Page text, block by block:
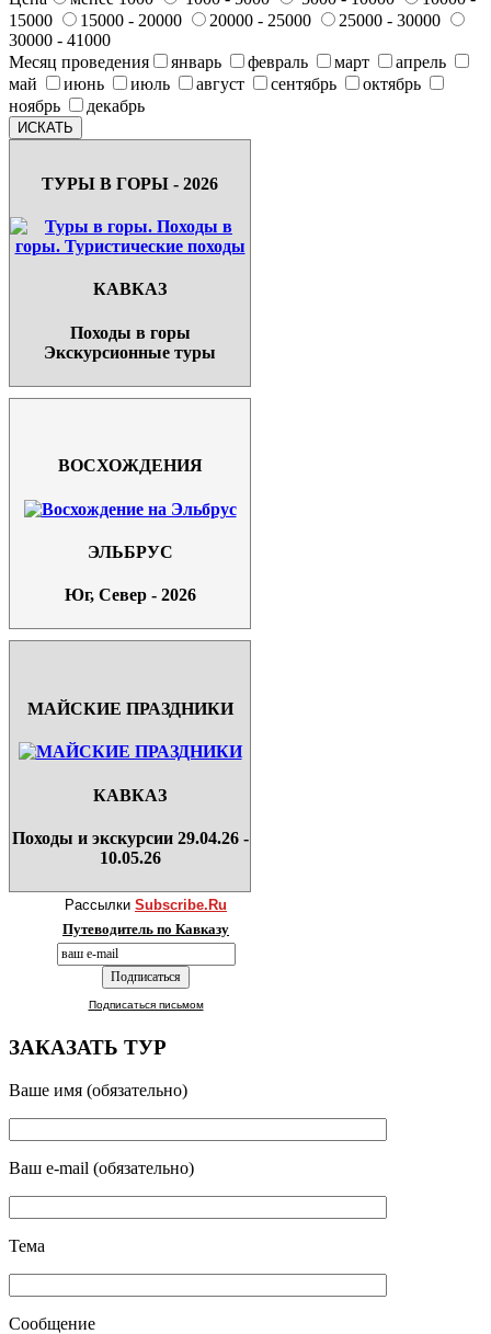
15000
15000 - 20000 20000 - 25000
25000 - 30000
30000 - 41000
Месяц проведения
январь февраль март
апрель
май
июнь июль август сентябрь
октябрь
ноябрь
декабрь
ТУРЫ В ГОРЫ - 2026
КАВКАЗ
Походы в горы
Экскурсионные туры
ВОСХОЖДЕНИЯ
ЭЛЬБРУС
Юг, Север - 2026
МАЙСКИЕ ПРАЗДНИКИ
КАВКАЗ
Походы и экскурсии 29.04.26 -
10.05.26
Рассылки Subscribe.Ru
Путеводитель по Кавказу
Подписаться письмом
ЗАКАЗАТЬ ТУР
Ваше имя (обязательно)
Ваш e-mail (обязательно)
Тема
Сообщение